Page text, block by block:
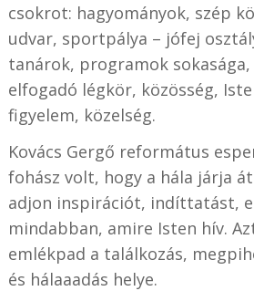
csokrot: hagyományok, szép
udvar, sportpálya – jófej
tanárok, programok
elfogadó légkör, közösség,
figyelem, közelség.
Kovács Gergő református
fohász volt, hogy a hála járja
adjon inspirációt, indíttatást,
mindabban, amire Isten hív.
emlékpad a találkozás,
és hálaaadás helye.